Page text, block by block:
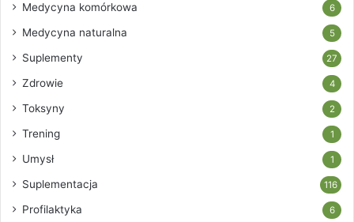
Medycyna komórkowa 6
Medycyna naturalna 5
Suplementy 27
Zdrowie 4
Toksyny 2
Trening 1
Umysł 1
Suplementacja 116
Profilaktyka 6